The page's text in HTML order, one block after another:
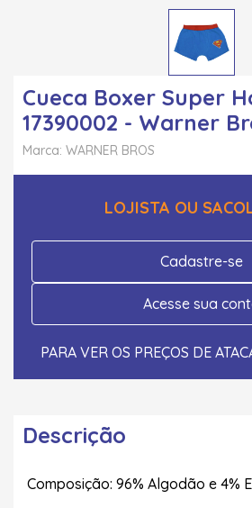
Cueca Boxer Super
17390002 - Warner
Marca: WARNER BROS
LOJISTA OU
Cadastre-se
Acesse sua
PARA VER OS PREÇOS DE
Descrição
Composição: 96% Algodão e 4%